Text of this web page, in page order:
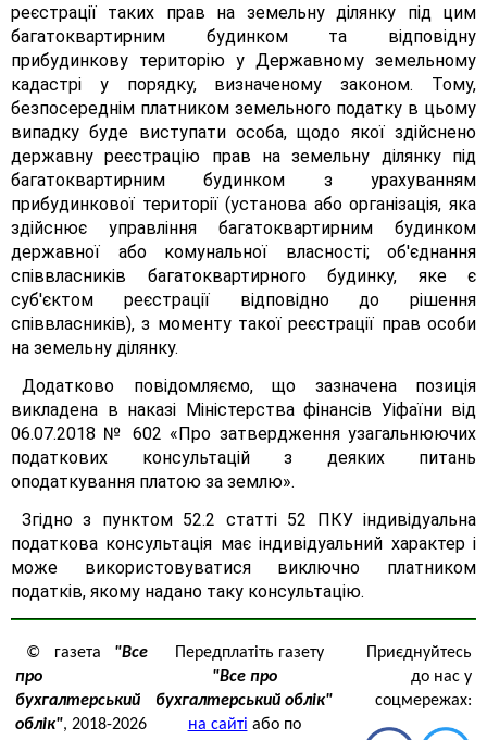
реєстрації таких прав на земельну ділянку під цим
багатоквартирним будинком та відповідну
прибудинкову територію у Державному земельному
кадастрі у порядку, визначеному законом. Тому,
безпосереднім платником земельного податку в цьому
випадку буде виступати особа, щодо якої здійснено
державну реєстрацію прав на земельну ділянку під
багатоквартирним будинком з урахуванням
прибудинкової території (установа або організація, яка
здійснює управління багатоквартирним будинком
державної або комунальної власності; об'єднання
співвласників багатоквартирного будинку, яке є
суб'єктом реєстрації відповідно до рішення
співвласників), з моменту такої реєстрації прав особи
на земельну ділянку.
Додатково повідомляємо, що зазначена позиція
викладена в наказі Міністерства фінансів Уіфаїни від
06.07.2018 № 602 «Про затвердження узагальнюючих
податкових консультацій з деяких питань
оподаткування платою за землю».
Згідно з пунктом 52.2 статті 52 ПКУ індивідуальна
податкова консультація має індивідуальний характер і
може використовуватися виключно платником
податків, якому надано таку консультацію.
© газета "Все
про
бухгалтерський
облік", 2018-2026
Передплатіть газету
"Все про
бухгалтерський облік"
на сайті або по
Приєднуйтесь
до нас у
соцмережах: